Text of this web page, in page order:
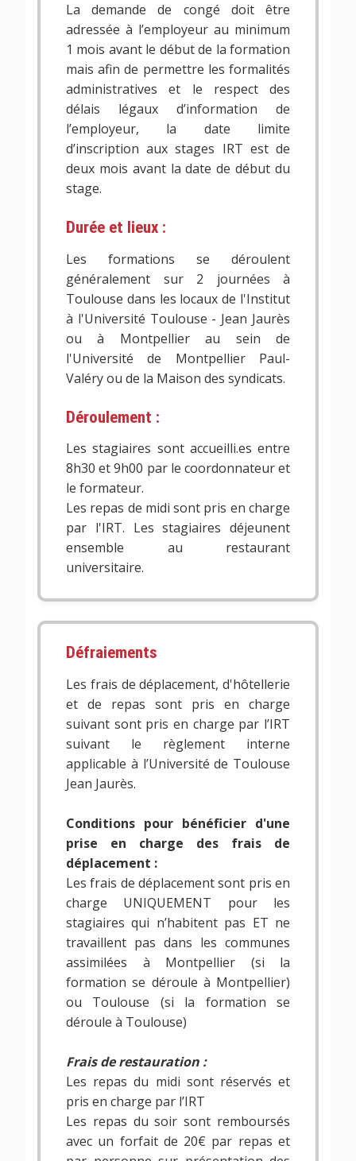
La demande de congé doit être
adressée à l’employeur au minimum
1 mois avant le début de la formation
mais afin de permettre les formalités
administratives et le respect des
délais légaux d’information de
l’employeur, la date limite
d’inscription aux stages IRT est de
deux mois avant la date de début du
stage.
Durée et lieux :
Les formations se déroulent
généralement sur 2 journées à
Toulouse dans les locaux de l'Institut
à l'Université Toulouse - Jean Jaurès
ou à Montpellier au sein de
l'Université de Montpellier Paul-
Valéry ou de la Maison des syndicats.
Déroulement :
Les stagiaires sont accueilli.es entre
8h30 et 9h00 par le coordonnateur et
le formateur.
Les repas de midi sont pris en charge
par l'IRT. Les stagiaires déjeunent
ensemble au restaurant
universitaire.
Défraiements
Les frais de déplacement, d'hôtellerie
et de repas sont pris en charge
suivant sont pris en charge par l’IRT
suivant le règlement interne
applicable à l’Université de Toulouse
Jean Jaurès.
Conditions pour bénéficier d'une
prise en charge des frais de
déplacement :
Les frais de déplacement sont pris en
charge UNIQUEMENT pour les
stagiaires qui n’habitent pas ET ne
travaillent pas dans les communes
assimilées à Montpellier (si la
formation se déroule à Montpellier)
ou Toulouse (si la formation se
déroule à Toulouse)
Frais de restauration :
Les repas du midi sont réservés et
pris en charge par l’IRT
Les repas du soir sont remboursés
avec un forfait de 20€ par repas et